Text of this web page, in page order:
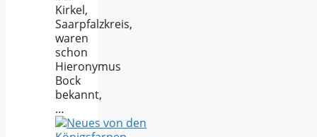
Kirkel,
Saarpfalzkreis,
waren
schon
Hieronymus
Bock
bekannt,
…